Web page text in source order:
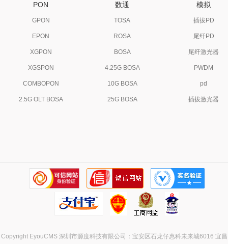
PON
GPON
EPON
XGPON
XGSPON
COMBOPON
2.5G OLT BOSA
数通
TOSA
ROSA
BOSA
4.25G BOSA
10G BOSA
25G BOSA
模拟
插拔PD
尾纤PD
尾纤激光器
PWDM
pd
插拔激光器
Copyright EyouCMS 深圳市源度科技有限公司：宝安区石龙仔惠科未来城6016 宜昌